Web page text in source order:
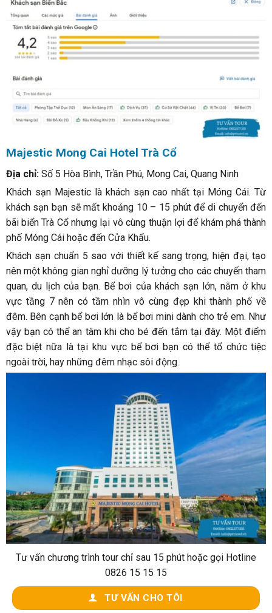
Majestic Mong Cai Hotel Trà Cổ
Địa chỉ: Số 5 Hòa Bình, Trần Phú, Mong Cai, Quang Ninh
Khách sạn Majestic là khách sạn cao nhất tại Móng Cái. Từ
khách sạn bạn sẽ mất khoảng 10 – 15 phút để di chuyển đến
bãi biển Trà Cổ nhưng lại vô cùng thuận lợi để khám phá thành
phố Móng Cái hoặc đến Cửa Khẩu.
Khách sạn chuẩn 5 sao với thiết kế sang trọng, hiện đại, tạo
nên một không gian nghỉ dưỡng lý tưởng cho các chuyến tham
quan, du lịch của bạn. Bể bơi của khách sạn lớn, nằm ở khu
vực tầng 7 nên có tầm nhìn vô cùng đẹp khi thành phố về
đêm. Bên cạnh bể bơi lớn là bể bơi mini dành cho trẻ em. Như
vậy bạn có thể an tâm khi cho bé đến tắm tại đây. Một điểm
đặc biệt nữa là tại khu vực bể bơi bạn có thể tổ chức tiệc
ngoài trời, hay những đêm nhạc sôi động.
Tư vấn chương trình tour chỉ sau 15 phút hoặc gọi Hotline
0826 15 15 15
TƯ VẤN CHO TÔI